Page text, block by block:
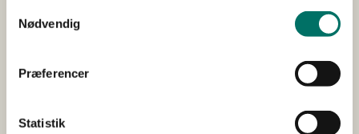
Nødvendig
Præferencer
Statistik
Matchanlæg til sortering af
materialer fra kunstgræsbaner
MUDP